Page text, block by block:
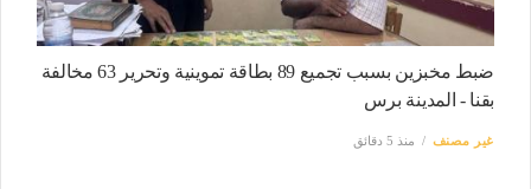
ضبط مخبزين بسبب تجميع 89 بطاقة تموينية وتحرير 63 مخالفة
بقنا - المدينة برس
غير مصنف منذ 5 دقائق